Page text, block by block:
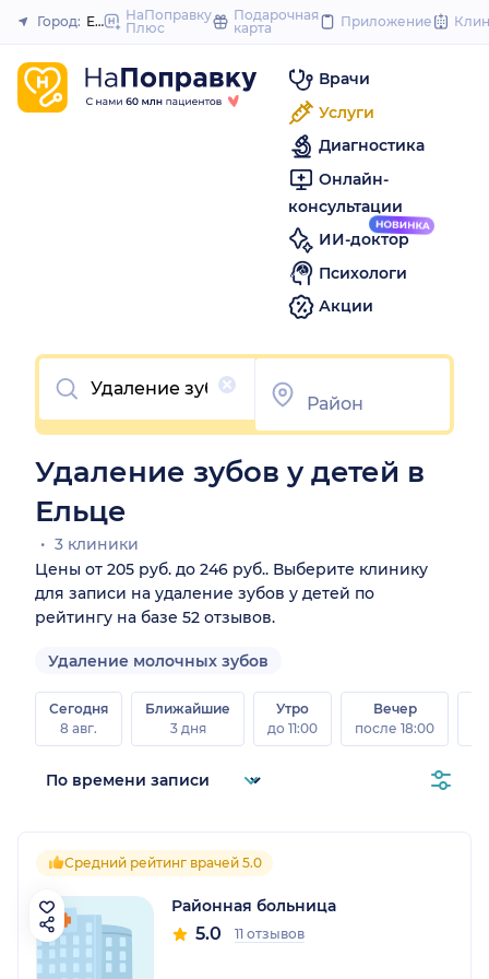
to
Закрыть
Город: Елец НаПоправку
Плюс
Подарочная
карта
Приложение
Врачи
Услуги
Диагностика
Онлайн-
консультации
ИИ-доктор
Психологи
Акции
Очистить
Удаление зубов у детей в
Ельце
3 клиники
Цены от 205 руб. до 246 руб.. Выберите клинику
для записи на удаление зубов у детей по
рейтингу на базе 52 отзывов.
Удаление молочных зубов
Сегодня
8 авг.
Ближайшие
3 дня
Утро
до 11:00
Вечер
после 18:00
Средний рейтинг врачей 5.0
Районная больница
5.0 11 отзывов